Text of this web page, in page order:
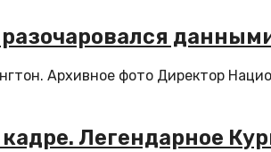
Архивное фото Директор
Легендарное